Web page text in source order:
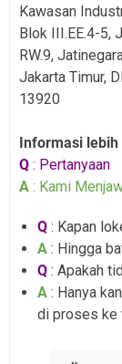
Kawasan
Blok III.EE.4-5,
RW.9,
Jakarta Timur,
13920
Informasi
Q : Pertanyaan
A : Kami
Q : Kapan
A : Hingga
Q : Apakah
A : Hanya
di proses ke